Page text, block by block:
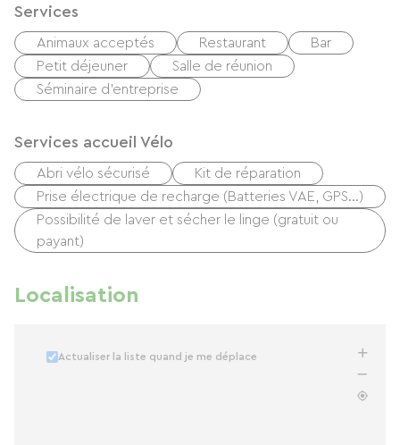
Services
Animaux acceptés Restaurant
Bar
Petit déjeuner
Salle de réunion
Séminaire d'entreprise
Services accueil Vélo
Abri vélo sécurisé
Kit de réparation
Prise électrique de recharge (Batteries VAE, GPS…)
Possibilité de laver et sécher le linge (gratuit ou
payant)
Localisation
Actualiser la liste quand je me déplace